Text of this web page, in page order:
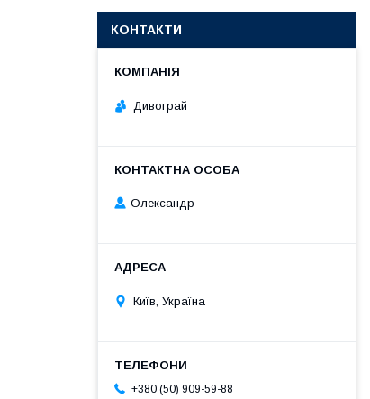
КОНТАКТИ
Дивограй
Олександр
Київ, Україна
+380 (50) 909-59-88